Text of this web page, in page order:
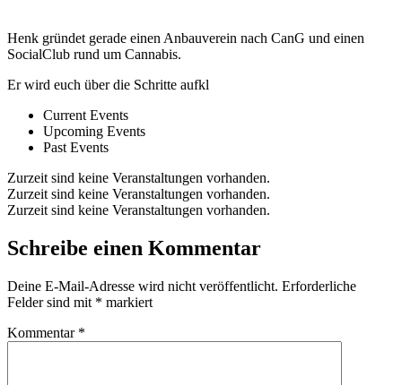
Henk gründet gerade einen Anbauverein nach CanG und einen
SocialClub rund um Cannabis.
Er wird euch über die Schritte aufkl
Current Events
Upcoming Events
Past Events
Zurzeit sind keine Veranstaltungen vorhanden.
Zurzeit sind keine Veranstaltungen vorhanden.
Zurzeit sind keine Veranstaltungen vorhanden.
Schreibe einen Kommentar
Deine E-Mail-Adresse wird nicht veröffentlicht. Erforderliche
Felder sind mit * markiert
Kommentar *